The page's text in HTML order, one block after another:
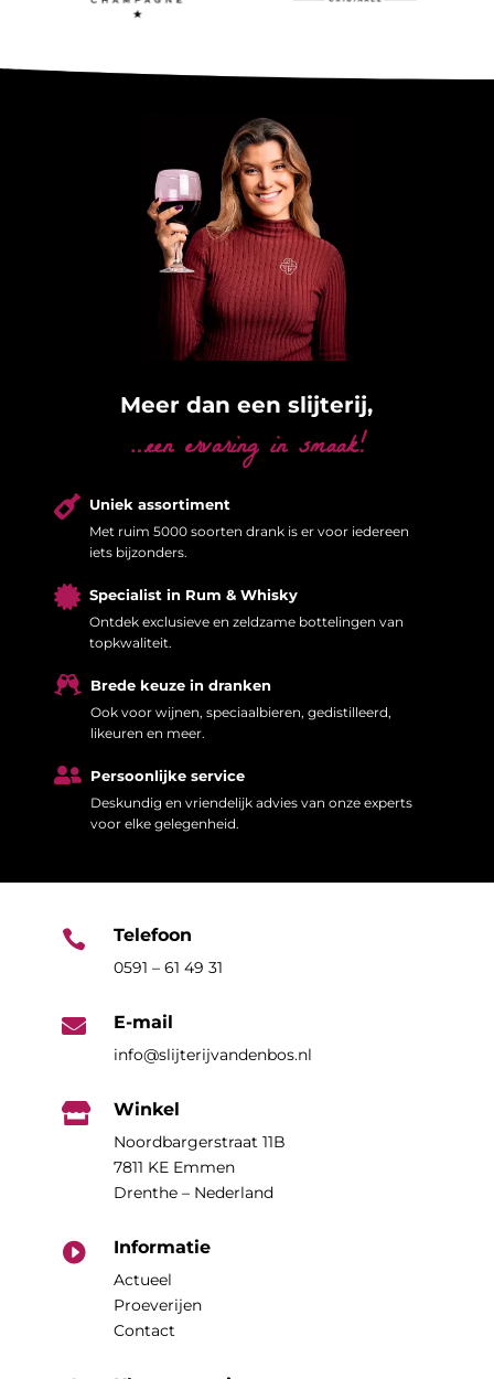
Meer dan een slijterij,
…een ervaring in smaak!
 Uniek assortiment
Met ruim 5000 soorten drank is er voor iedereen
iets bijzonders.
 Specialist in Rum & Whisky
Ontdek exclusieve en zeldzame bottelingen van
topkwaliteit.
 Brede keuze in dranken
Ook voor wijnen, speciaalbieren, gedistilleerd,
likeuren en meer.
 Persoonlijke service
Deskundig en vriendelijk advies van onze experts
voor elke gelegenheid.
 Telefoon
0591 – 61 49 31
 E-mail
info@slijterijvandenbos.nl
 Winkel
Noordbargerstraat 11B
7811 KE Emmen
Drenthe – Nederland
 Informatie
Actueel
Proeverijen
Contact